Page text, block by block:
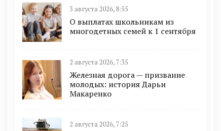
3 августа 2026, 8:55
О выплатах школьникам из
многодетных семей к 1 сентября
2 августа 2026, 7:35
Железная дорога — призвание
молодых: история Дарьи
Макаренко
2 августа 2026, 7:25